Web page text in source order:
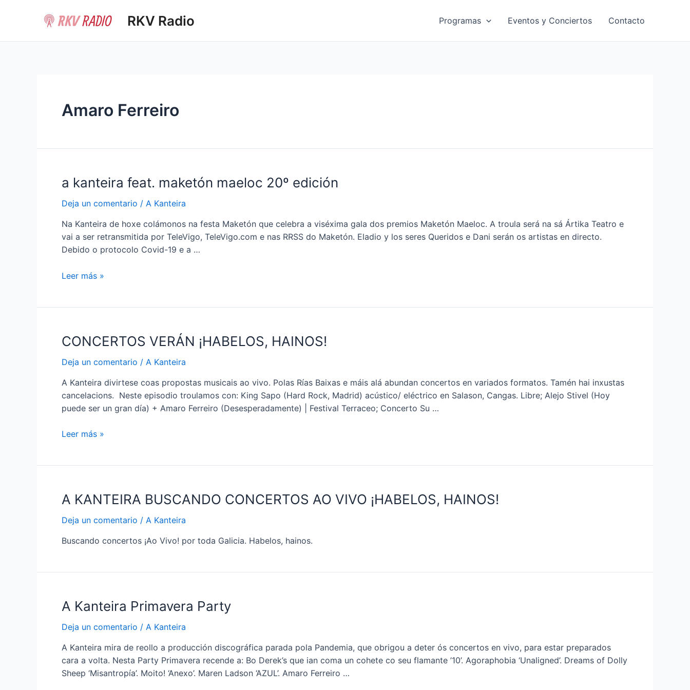
RKV Radio Programas Eventos y Conciertos Contacto
Amaro Ferreiro
a kanteira feat. maketón maeloc 20º edición
Deja un comentario / A Kanteira
Na Kanteira de hoxe colámonos na festa Maketón que celebra a viséxima gala dos premios Maketón Maeloc. A troula será na sá Ártika Teatro e
vai a ser retransmitida por TeleVigo, TeleVigo.com e nas RRSS do Maketón. Eladio y los seres Queridos e Dani serán os artistas en directo.
Debido o protocolo Covid-19 e a …
a
20º
Leer más »
CONCERTOS VERÁN ¡HABELOS, HAINOS!
Deja un comentario / A Kanteira
A Kanteira divirtese coas propostas musicais ao vivo. Polas Rías Baixas e máis alá abundan concertos en variados formatos. Tamén hai inxustas
cancelacions. Neste episodio troulamos con: King Sapo (Hard Rock, Madrid) acústico/ eléctrico en Salason, Cangas. Libre; Alejo Stivel (Hoy
puede ser un gran día) + Amaro Ferreiro (Desesperadamente) | Festival Terraceo; Concerto Su …
CONCERTOS
Leer más »
A KANTEIRA BUSCANDO CONCERTOS AO VIVO ¡HABELOS, HAINOS!
Deja un comentario / A Kanteira
Buscando concertos ¡Ao Vivo! por toda Galicia. Habelos, hainos.
A Kanteira Primavera Party
Deja un comentario / A Kanteira
A Kanteira mira de reollo a producción discográfica parada pola Pandemia, que obrigou a deter ós concertos en vivo, para estar preparados
cara a volta. Nesta Party Primavera recende a: Bo Derek’s que ian coma un cohete co seu flamante ’10’. Agoraphobia ‘Unaligned’. Dreams of Dolly
Sheep ‘Misantropía’. Moito! ‘Anexo’. Maren Ladson ‘AZUL’. Amaro Ferreiro …